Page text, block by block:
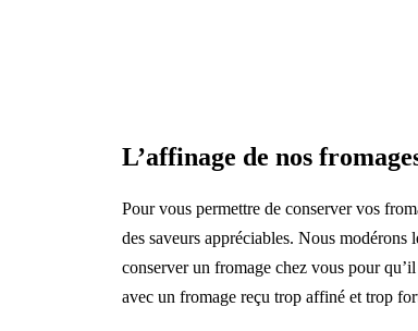
L’affinage de nos
Pour vous permettre de conserver vos
des saveurs appréciables. Nous
conserver un fromage chez vous pour
avec un fromage reçu trop affiné et trop